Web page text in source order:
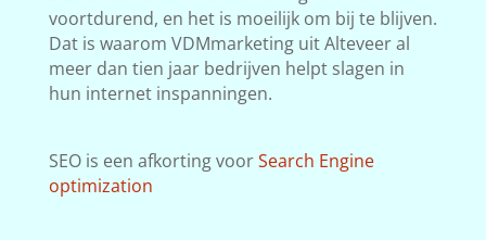
voortdurend, en het is moeilijk om bij te blijven.
Dat is waarom VDMmarketing uit Alteveer al
meer dan tien jaar bedrijven helpt slagen in
hun internet inspanningen.
SEO is een afkorting voorSearch Engine
optimization